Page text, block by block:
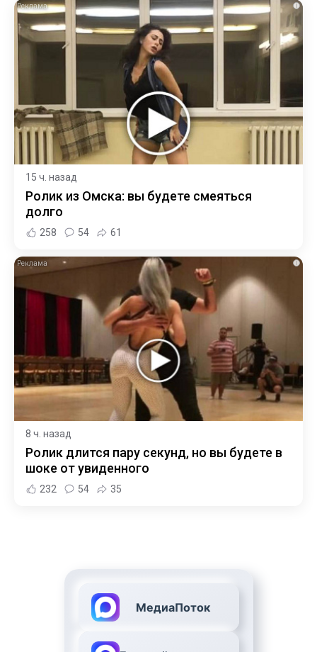
i
15 ч. назад
Ролик из Омска: вы будете смеяться
долго
258 54 61
i
8 ч. назад
Ролик длится пару секунд, но вы будете в
шоке от увиденного
232 54 35
МедиаПоток